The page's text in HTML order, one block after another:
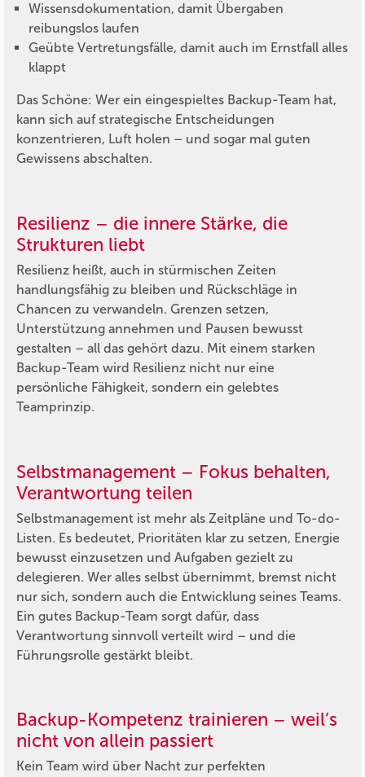
Wissensdokumentation, damit Übergaben
reibungslos laufen
Geübte Vertretungsfälle, damit auch im Ernstfall alles
klappt
Das Schöne: Wer ein eingespieltes Backup-Team hat,
kann sich auf strategische Entscheidungen
konzentrieren, Luft holen – und sogar mal guten
Gewissens abschalten.
Resilienz – die innere Stärke, die
Strukturen liebt
Resilienz heißt, auch in stürmischen Zeiten
handlungsfähig zu bleiben und Rückschläge in
Chancen zu verwandeln. Grenzen setzen,
Unterstützung annehmen und Pausen bewusst
gestalten – all das gehört dazu. Mit einem starken
Backup-Team wird Resilienz nicht nur eine
persönliche Fähigkeit, sondern ein gelebtes
Teamprinzip.
Selbstmanagement – Fokus behalten,
Verantwortung teilen
Selbstmanagement ist mehr als Zeitpläne und To-do-
Listen. Es bedeutet, Prioritäten klar zu setzen, Energie
bewusst einzusetzen und Aufgaben gezielt zu
delegieren. Wer alles selbst übernimmt, bremst nicht
nur sich, sondern auch die Entwicklung seines Teams.
Ein gutes Backup-Team sorgt dafür, dass
Verantwortung sinnvoll verteilt wird – und die
Führungsrolle gestärkt bleibt.
Backup-Kompetenz trainieren – weil’s
nicht von allein passiert
Kein Team wird über Nacht zur perfekten